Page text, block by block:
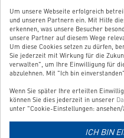
Um unsere Webseite erfolgreich
und unseren Partnern ein. Mit Hilfe
erkennen, was unsere Besucher
unsere Partner auf diesem Wege
Um diese Cookies setzen zu dürfen,
Sie jederzeit mit Wirkung für die
verwalten", um Ihre Einwilligung für
abzulehnen. Mit "Ich bin
Wenn Sie später Ihre erteilten
können Sie dies jederzeit in unserer
unter "Cookie-Einstellungen:
ICH BIN
Zum Kontaktformular
UNSER SERVICE
UNSERE TOP-
GEPRÜFTE QUALITÄT